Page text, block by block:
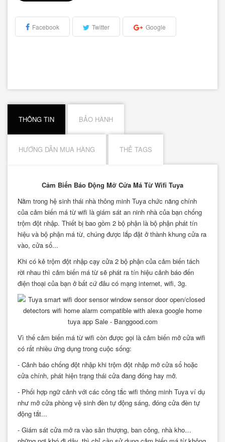
Facebook Twitter Google
THÔNG TIN BẢO HÀNH
HƯỚNG DẪN MUA HÀNG THẺ TAGS
Cảm Biến Báo Động Mở Cửa Má Từ Wifi Tuya
Nằm trong hệ sinh thái nhà thông minh Tuya chức năng chính
của cảm biến má từ wifi là giám sát an ninh nhà của bạn chống
trộm đột nhập. Thiết bị bao gồm 2 bộ phận là bộ phận phát tín
hiệu và bộ phận má từ, chúng được lắp đặt ở thành khung cửa ra
vào, cửa sổ...
Khi có kẻ trộm đột nhập cạy cửa 2 bộ phận của cảm biến tách
rời nhau thì cảm biến má từ sẽ phát ra tín hiệu cảnh báo đến
điện thoại của bạn ở bất cứ đâu có mạng internet, wifi, 3g.
Vì thế cảm biến má từ wifi còn được gọi là cảm biến mở cửa wifi
có rất nhiều ứng dụng trong cuộc sống:
- Cảnh báo chống đột nhập khi trộm đột nhập mở cửa sổ hoặc
cửa chính, phát hiện trạng thái cửa đang đóng hay mở.
- Phối hợp ngữ cảnh với các công tắc wifi thông minh Tuya ví dụ
như mở cửa phòng vệ sinh đèn tự động sáng, đóng cửa đèn tự
động tắt...
- Giám sát cửa mở ra vào sân thượng, ban công, nhà kho…